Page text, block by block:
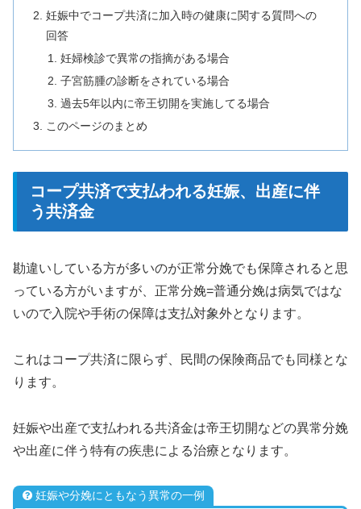
妊娠中でコープ共済に加入時の健康に関する質問への
回答
妊婦検診で異常の指摘がある場合
子宮筋腫の診断をされている場合
過去5年以内に帝王切開を実施してる場合
このページのまとめ
コープ共済で支払われる妊娠、出産に伴
う共済金
勘違いしている方が多いのが正常分娩でも保障されると思
っている方がいますが、正常分娩=普通分娩は病気ではな
いので入院や手術の保障は支払対象外となります。
これはコープ共済に限らず、民間の保険商品でも同様とな
ります。
妊娠や出産で支払われる共済金は帝王切開などの異常分娩
や出産に伴う特有の疾患による治療となります。
妊娠や分娩にともなう異常の一例